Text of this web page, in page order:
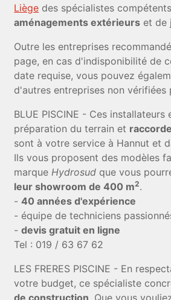
Liège des spécialistes
aménagements extérieurs et de
Outre les entreprises
page, en cas d'indisponibilité de
date requise, vous pouvez
d'autres entreprises non vérifiées
BLUE PISCINE - Ces installateurs
préparation du terrain et
sont à votre service à Hannut et
Ils vous proposent des modèles
marque Hydrosud que vous
leur showroom de 400 m2.
-40 années d'expérience
- équipe de techniciens
-devis gratuit en ligne
Tel : 019 / 63 67 62
LES FRERES PISCINE - En
votre budget, ce spécialiste
de construction. Que vous